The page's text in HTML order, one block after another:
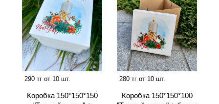
290 тг от 10 шт.
Коробка 150*150*150
280 тг от 10 шт.
Коробка 150*150*100